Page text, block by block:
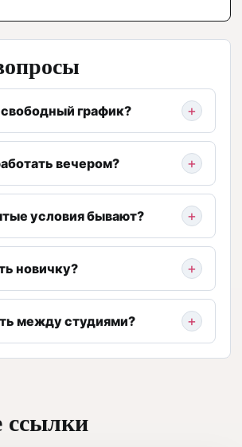
график?
вечером?
условия бывают?
новичку?
между студиями?
ссылки